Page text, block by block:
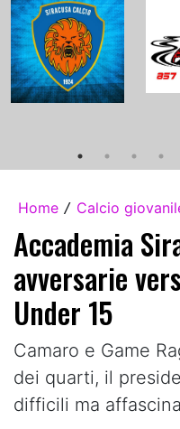
Home / Calcio
Accademia
avversarie
Under 15
Camaro e Game
dei quarti, il
difficili ma